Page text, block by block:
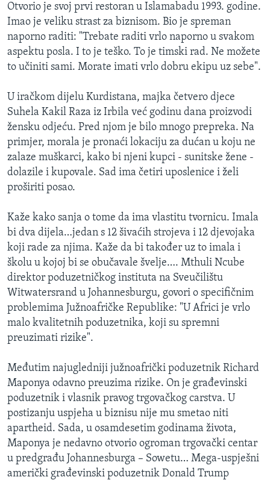
Otvorio je svoj prvi restoran u Islamabadu 1993. godine.
Imao je veliku strast za biznisom. Bio je spreman
naporno raditi: "Trebate raditi vrlo naporno u svakom
aspektu posla. I to je teško. To je timski rad. Ne možete
to učiniti sami. Morate imati vrlo dobru ekipu uz sebe".
U iračkom dijelu Kurdistana, majka četvero djece
Suhela Kakil Raza iz Irbila već godinu dana proizvodi
žensku odjeću. Pred njom je bilo mnogo prepreka. Na
primjer, morala je pronaći lokaciju za dućan u koju ne
zalaze muškarci, kako bi njeni kupci - sunitske žene -
dolazile i kupovale. Sad ima četiri uposlenice i želi
proširiti posao.
Kaže kako sanja o tome da ima vlastitu tvornicu. Imala
bi dva dijela…jedan s 12 šivaćih strojeva i 12 djevojaka
koji rade za njima. Kaže da bi također uz to imala i
školu u kojoj bi se obučavale švelje…. Mthuli Ncube
direktor poduzetničkog instituta na Sveučilištu
Witwatersrand u Johannesburgu, govori o specifičnim
problemima Južnoafričke Republike: "U Africi je vrlo
malo kvalitetnih poduzetnika, koji su spremni
preuzimati rizike".
Međutim najugledniji južnoafrički poduzetnik Richard
Maponya odavno preuzima rizike. On je građevinski
poduzetnik i vlasnik pravog trgovačkog carstva. U
postizanju uspjeha u biznisu nije mu smetao niti
apartheid. Sada, u osamdesetim godinama života,
Maponya je nedavno otvorio ogroman trgovački centar
u predgrađu Johannesburga – Sowetu… Mega-uspješni
američki građevinski poduzetnik Donald Trump